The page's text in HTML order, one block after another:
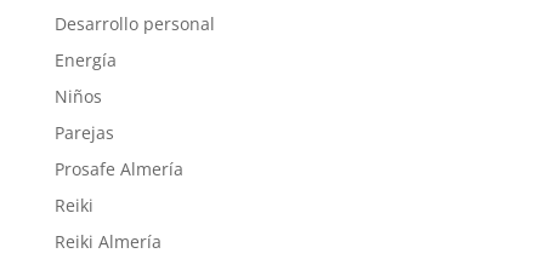
Desarrollo personal
Energía
Niños
Parejas
Prosafe Almería
Reiki
Reiki Almería